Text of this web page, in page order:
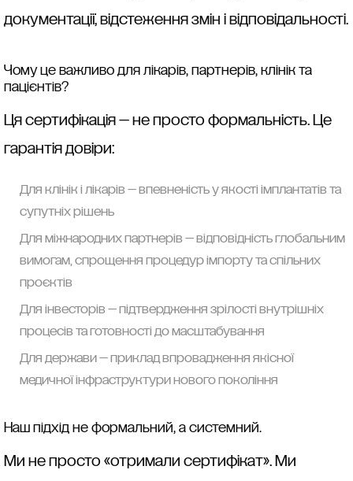
документації, відстеження змін і відповідальності.
Чому це важливо для лікарів, партнерів, клінік та
пацієнтів?
Ця сертифікація — не просто формальність. Це
гарантія довіри:
Для клінік і лікарів — впевненість у якості імплантатів та
супутніх рішень
Для міжнародних партнерів — відповідність глобальним
вимогам, спрощення процедур імпорту та спільних
проєктів
Для інвесторів — підтвердження зрілості внутрішніх
процесів та готовності до масштабування
Для держави — приклад впровадження якісної
медичної інфраструктури нового покоління
Наш підхід не формальний, а системний.
Ми не просто «отримали сертифікат». Ми